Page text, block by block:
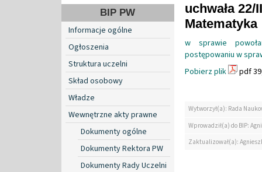
BIP PW
Informacje ogólne
Ogłoszenia
Struktura uczelni
Skład osobowy
Władze
Wewnętrzne akty prawne
Dokumenty ogólne
Dokumenty Rektora PW
Dokumenty Rady Uczelni
uchwała
Matematyka
w sprawie
postępowaniu w
Pobierz plik
pdf
Wytworzył(a): Rada
Wprowadził(a) do BIP:
Zaktualizował(a):